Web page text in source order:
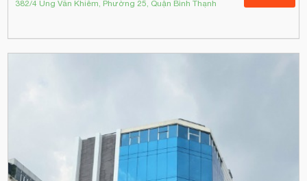
382/4 Ung Văn Khiêm, Phường 25, Quận Bình Thạnh